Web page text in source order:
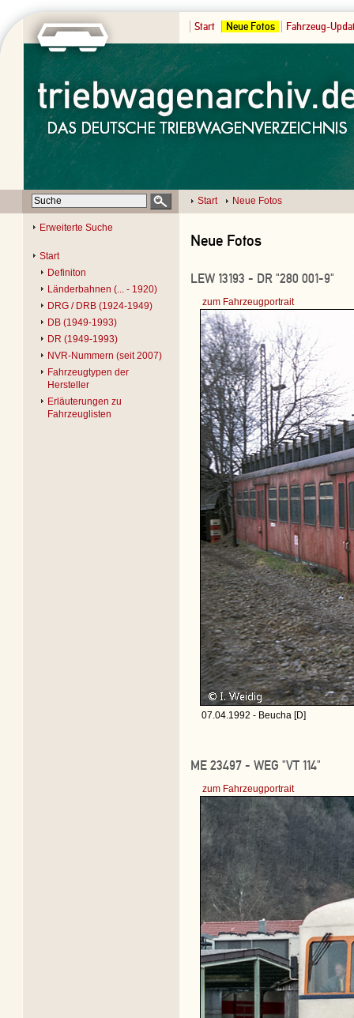
Start Neue Fotos Fahrzeug-
Start Neue Fotos
Erweiterte Suche
Start
Definiton
Länderbahnen (... - 1920)
DRG / DRB (1924-1949)
DB (1949-1993)
DR (1949-1993)
NVR-Nummern (seit 2007)
Fahrzeugtypen der
Hersteller
Erläuterungen zu
Fahrzeuglisten
Neue Fotos
LEW 13193 - DR "280 001-9"
zum Fahrzeugportrait
07.04.1992 - Beucha [D]
ME 23497 - WEG "VT 114"
zum Fahrzeugportrait